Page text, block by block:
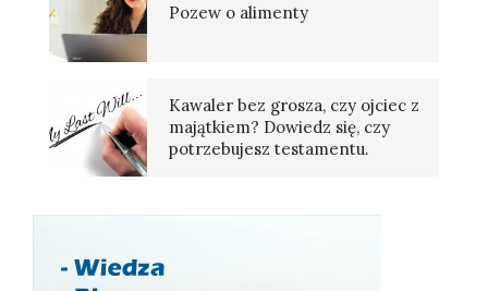
Pozew o alimenty
Kawaler bez grosza, czy ojciec z
majątkiem? Dowiedz się, czy
potrzebujesz testamentu.